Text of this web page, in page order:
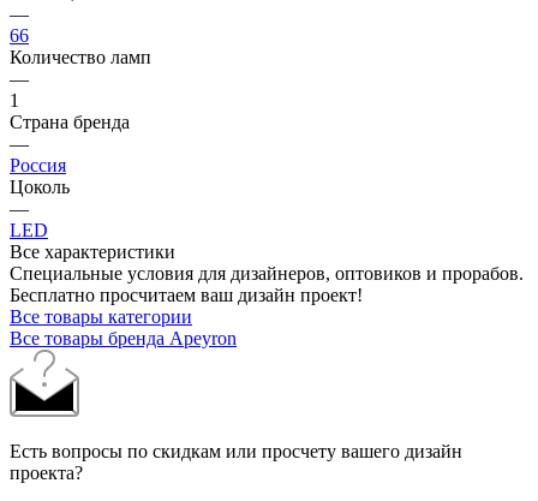
—
66
Количество ламп
—
1
Страна бренда
—
Россия
Цоколь
—
LED
Все характеристики
Специальные условия для дизайнеров, оптовиков и прорабов.
Бесплатно просчитаем ваш дизайн проект!
Все товары категории
Все товары бренда Apeyron
Есть вопросы по скидкам или просчету вашего дизайн
проекта?